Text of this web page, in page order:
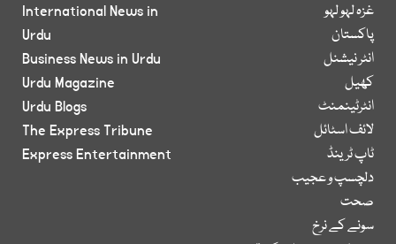
غزہ لہو لہو
پاکستان
انٹر نیشنل
کھیل
انٹرٹینمنٹ
لائف اسٹائل
ٹاپ ٹرینڈ
دلچسپ و عجیب
صحت
سونے کے نرخ
International News in
Urdu
Business News in Urdu
Urdu Magazine
Urdu Blogs
The Express Tribune
Express Entertainment